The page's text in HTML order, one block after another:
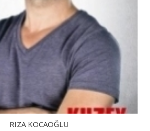
RIZA KOCAOĞLU